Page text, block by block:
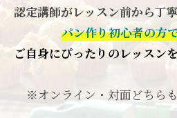
認定講師がレッスン前から丁
パン作り初心者の方
ご自身にぴったりのレッスン
※オンライン・対面どちら